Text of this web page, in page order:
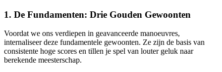
1. De Fundamenten: Drie Gouden Gewoonten
Voordat we ons verdiepen in geavanceerde manoeuvres,
internaliseer deze fundamentele gewoonten. Ze zijn de basis van
consistente hoge scores en tillen je spel van louter geluk naar
berekende meesterschap.